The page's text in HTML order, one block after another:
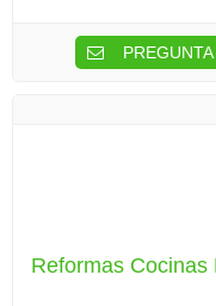
Reformas Cocinas